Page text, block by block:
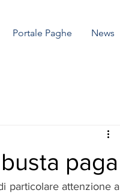
Portale Paghe News
paga
particolare attenzione a